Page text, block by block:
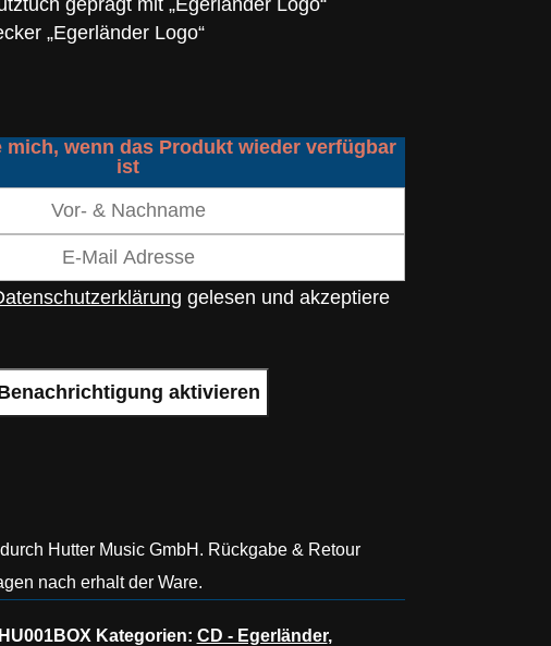
„Egerländer Logo“
mich, wenn das Produkt wieder verfügbar
ist
gelesen und akzeptiere
Hutter Music GmbH. Rückgabe & Retour
nach erhalt der Ware.
Kategorien: CD - Egerländer,